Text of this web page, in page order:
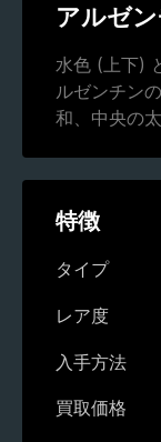
アルゼ
水色 (上下)
ルゼンチン
和、中央の
特徴
タイプ
レア度
入手方法
買取価格